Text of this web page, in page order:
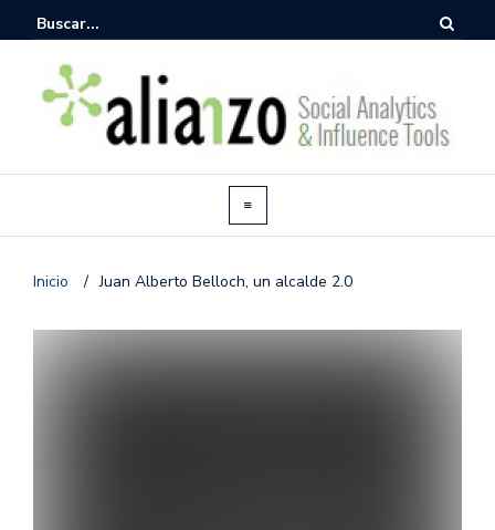
Inicio / Juan Alberto Belloch, un alcalde 2.0